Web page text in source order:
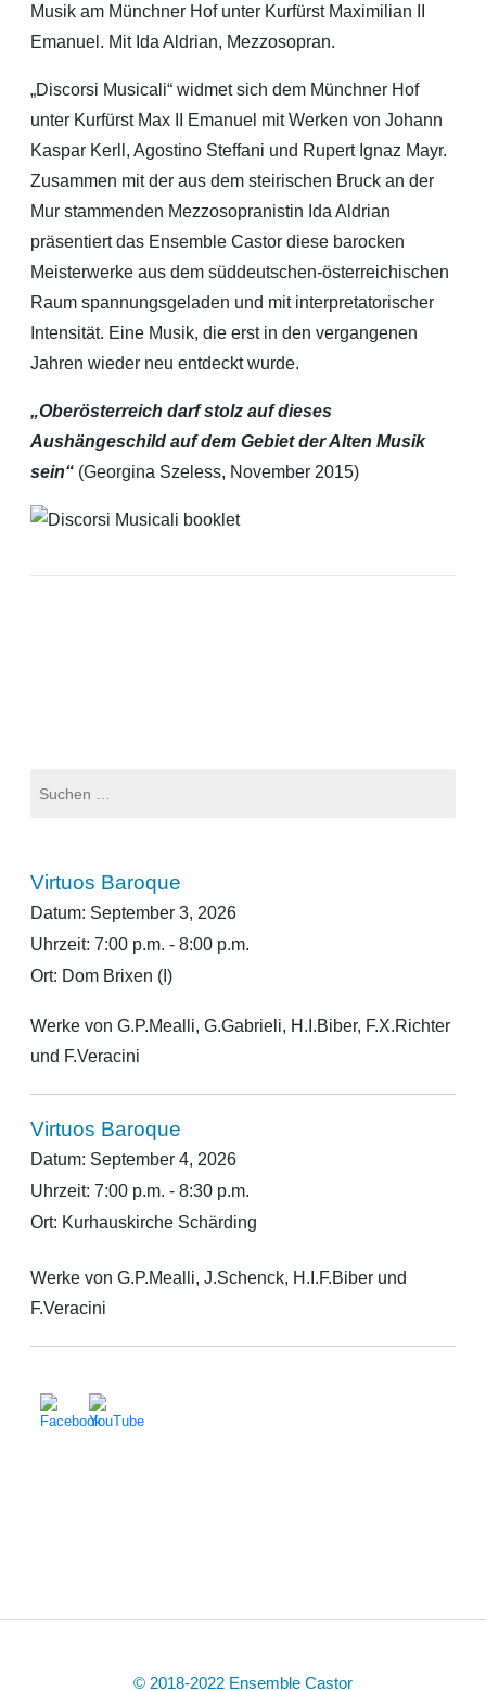
Musik am Münchner Hof unter Kurfürst Maximilian II
Emanuel. Mit Ida Aldrian, Mezzosopran.
„Discorsi Musicali“ widmet sich dem Münchner Hof
unter Kurfürst Max II Emanuel mit Werken von Johann
Kaspar Kerll, Agostino Steffani und Rupert Ignaz Mayr.
Zusammen mit der aus dem steirischen Bruck an der
Mur stammenden Mezzosopranistin Ida Aldrian
präsentiert das Ensemble Castor diese barocken
Meisterwerke aus dem süddeutschen-österreichischen
Raum spannungsgeladen und mit interpretatorischer
Intensität. Eine Musik, die erst in den vergangenen
Jahren wieder neu entdeckt wurde.
„Oberösterreich darf stolz auf dieses
Aushängeschild auf dem Gebiet der Alten Musik
sein“ (Georgina Szeless, November 2015)
nach:
Virtuos Baroque
Datum: September 3, 2026
Uhrzeit:7:00 p.m. - 8:00 p.m.
Ort: Dom Brixen (I)
Werke von G.P.Mealli, G.Gabrieli, H.I.Biber, F.X.Richter
und F.Veracini
Virtuos Baroque
Datum: September 4, 2026
Uhrzeit:7:00 p.m. - 8:30 p.m.
Ort: Kurhauskirche Schärding
Werke von G.P.Mealli, J.Schenck, H.I.F.Biber und
F.Veracini
© 2018-2022 Ensemble Castor